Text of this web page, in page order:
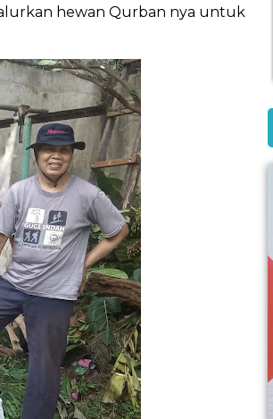
hewan Qurban nya untuk